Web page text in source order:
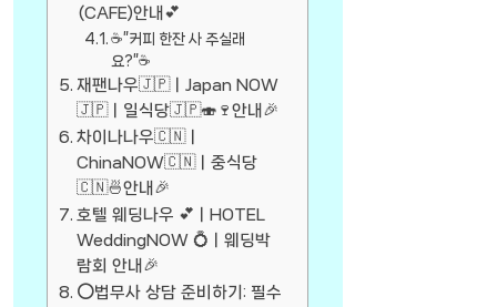
(CAFE)안내💕
☕”커피 한잔 사 주실래
요?”☕
재팬나우🇯🇵ㅣJapan NOW
🇯🇵ㅣ일식당🇯🇵🍣🍷안내🎉
차이나나우🇨🇳ㅣ
ChinaNOW🇨🇳ㅣ중식당
🇨🇳🍜안내🎉
호텔 웨딩나우 💕ㅣHOTEL
WeddingNOW 💍ㅣ웨딩박
람회 안내🎉
⭕법무사 상담 준비하기: 필수